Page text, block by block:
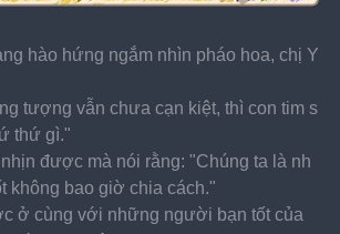
hào hứng ngắm nhìn pháo hoa, chị Y
tượng vẫn chưa cạn kiệt, thì con tim s
thứ gì."
được mà nói rằng: "Chúng ta là nh
không bao giờ chia cách."
ở cùng với những người bạn tốt của